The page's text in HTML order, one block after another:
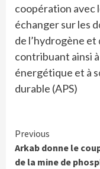
coopération avec
échanger sur les
de l’hydrogène
contribuant ainsi
énergétique et à
durable (APS)
Continue
Reading
Previous
Arkab donne le
de la mine de